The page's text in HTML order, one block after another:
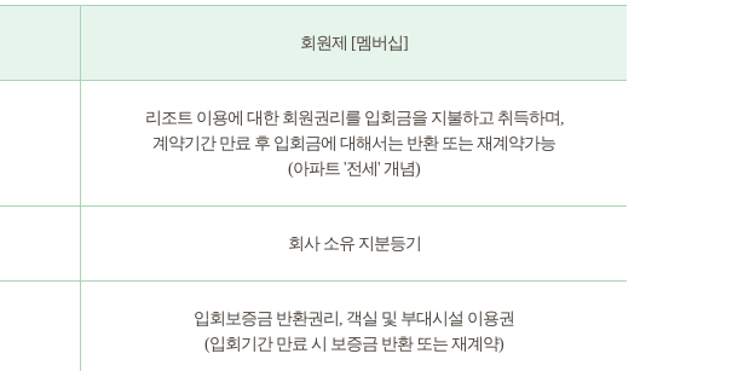
회원제 [멤버십]
리조트 이용에 대한 회원권리를 입회금을 지불하고 취득하며,
계약기간 만료 후 입회금에 대해서는 반환 또는 재계약가능
(아파트 '전세' 개념)
회사 소유 지분등기
입회보증금 반환권리, 객실 및 부대시설 이용권
(입회기간 만료 시 보증금 반환 또는 재계약)